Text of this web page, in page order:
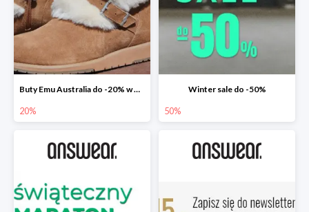
Buty Emu Australia do -20% w Answear
20%
Winter sale do -50%
50%